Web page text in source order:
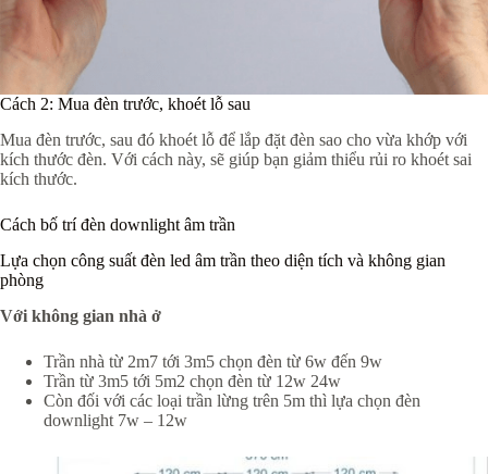
Cách 2: Mua đèn trước, khoét lỗ sau
Mua đèn trước, sau đó khoét lỗ để lắp đặt đèn sao cho vừa khớp với
kích thước đèn. Với cách này, sẽ giúp bạn giảm thiểu rủi ro khoét sai
kích thước.
Cách bố trí đèn downlight âm trần
Lựa chọn công suất đèn led âm trần theo diện tích và không gian
phòng
Với không gian nhà ở
Trần nhà từ 2m7 tới 3m5 chọn đèn từ 6w đến 9w
Trần từ 3m5 tới 5m2 chọn đèn từ 12w 24w
Còn đối với các loại trần lừng trên 5m thì lựa chọn đèn
downlight 7w – 12w